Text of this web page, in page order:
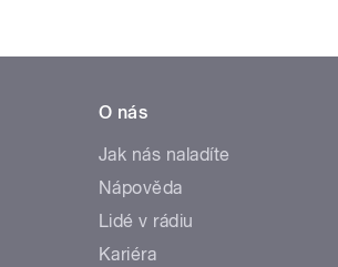
O nás
Jak nás naladíte
Nápověda
Lidé v rádiu
Kariéra